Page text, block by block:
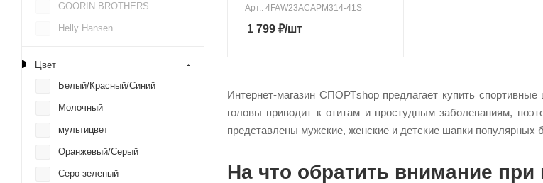
Арт.: 4FAW23ACAPM314-41S
1 799 ₽/шт
Интернет-магазин СПОРТshop предлагает купить
головы приводит к отитам и простудным заболеваниям,
представлены мужские, женские и детские шапки популярных
На что обратить внимание
GOORIN BROTHERS
Helly Hansen
Nike
Puma
Цвет
Белый/Красный/Синий
Молочный
мультицвет
Оранжевый/Серый
Серо-зеленый